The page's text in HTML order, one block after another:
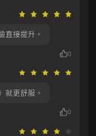
直接提升。
0
就更舒服。
0